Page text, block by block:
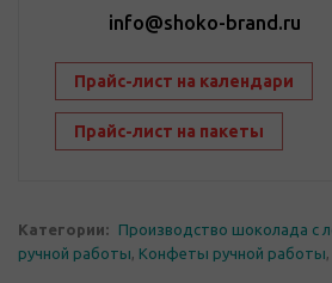
info@shoko-brand.ru
Прайс-лист на календари
Прайс-лист на пакеты
Категории: Производство шоколада с
ручной работы, Конфеты ручной работы,